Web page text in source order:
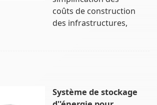
coûts de construction
des infrastructures,
Système de stockage